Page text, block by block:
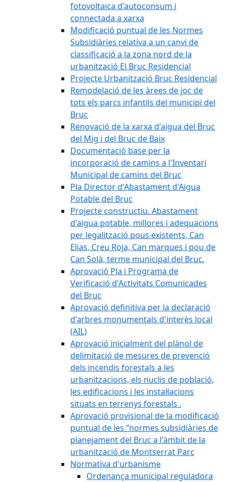
fotovoltaica d'autoconsum i
connectada a xarxa
Modificació puntual de les Normes
Subsidiàries relativa a un canvi de
classificació a la zona nord de la
urbanització El Bruc Residencial
Projecte Urbanització Bruc Residencial
Remodelació de les àrees de joc de
tots els parcs infantils del municipi del
Bruc
Renovació de la xarxa d'aigua del Bruc
del Mig i del Bruc de Baix
Documentació base per la
incorporació de camins a l'Inventari
Municipal de camins del Bruc
Pla Director d'Abastament d'Aigua
Potable del Bruc
Projecte constructiu. Abastament
d'aigua potable, millores i adequacions
per legalització pous existents, Can
Elias, Creu Roja, Can marques i pou de
Can Solà, terme municipal del Bruc.
Aprovació Pla i Programa de
Verificació d'Activitats Comunicades
del Bruc
Aprovació definitiva per la declaració
d'arbres monumentals d'interès local
(AIL)
Aprovació inicialment del plànol de
delimitació de mesures de prevenció
dels incendis forestals a les
urbanitzacions, els nuclis de població,
les edificacions i les instal·lacions
situats en terrenys forestals .
Aprovació provisional de la modificació
puntual de les “normes subsidiàries de
planejament del Bruc a l'àmbit de la
urbanització de Montserrat Parc
Normativa d'urbanisme
Ordenança municipal reguladora